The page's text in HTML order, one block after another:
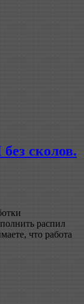
сколов.
распил
что работа